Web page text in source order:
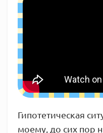
Гипотетическая
моему, до сих пор